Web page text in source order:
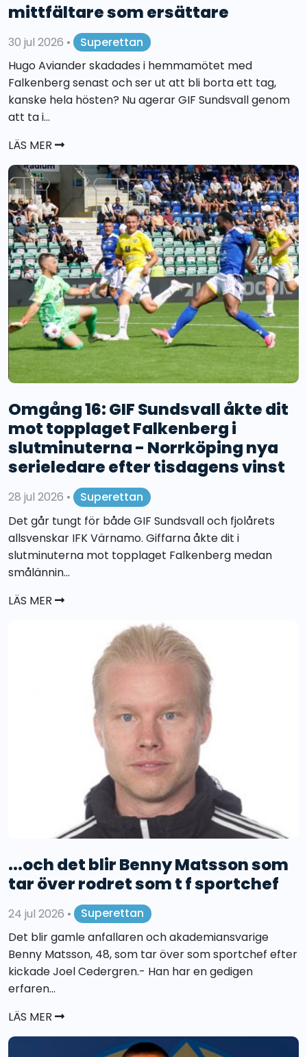
mittfältare som ersättare
30 jul 2026 •
Superettan
Hugo Aviander skadades i hemmamötet med
Falkenberg senast och ser ut att bli borta ett tag,
kanske hela hösten? Nu agerar GIF Sundsvall genom
att ta i...
LÄS MER
Omgång 16: GIF Sundsvall åkte dit
mot topplaget Falkenberg i
slutminuterna - Norrköping nya
serieledare efter tisdagens vinst
28 jul 2026 •
Superettan
Det går tungt för både GIF Sundsvall och fjolårets
allsvenskar IFK Värnamo. Giffarna åkte dit i
slutminuterna mot topplaget Falkenberg medan
smålännin...
LÄS MER
...och det blir Benny Matsson som
tar över rodret som t f sportchef
24 jul 2026 •
Superettan
Det blir gamle anfallaren och akademiansvarige
Benny Matsson, 48, som tar över som sportchef efter
kickade Joel Cedergren.- Han har en gedigen
erfaren...
LÄS MER